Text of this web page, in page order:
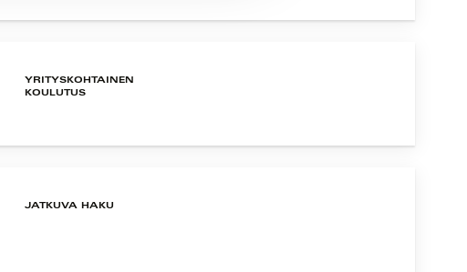
YRITYSKOHTAINEN
KOULUTUS
JATKUVA HAKU